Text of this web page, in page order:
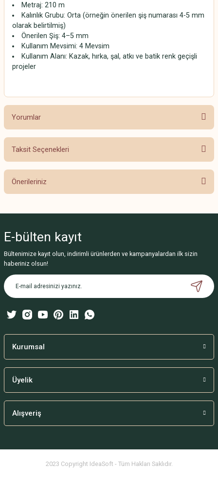
Metraj: 210 m
Kalınlık Grubu: Orta (örneğin önerilen şiş numarası 4-5 mm
olarak belirtilmiş)
Önerilen Şiş: 4–5 mm
Kullanım Mevsimi: 4 Mevsim
Kullanım Alanı: Kazak, hırka, şal, atkı ve batik renk geçişli
projeler
Yorumlar
Taksit Seçenekleri
Önerileriniz
Görüş ve önerileriniz için teşekkür ederiz.
Ürün resmi kalitesiz, bozuk veya görüntülenemiyor.
Ürün açıklamasında eksik bilgiler bulunuyor.
Ürün bilgilerinde hatalar bulunuyor.
Bu ürüne benzer farklı alternatifler olmalı.
E-bülten kayıt
Bültenimize kayıt olun, indirimli ürünlerden ve kampanyalardan ilk sizin
haberiniz olsun!
Kurumsal
Üyelik
Alışveriş
2023 Copyright IdeaSoft - Tüm Hakları Saklıdır.